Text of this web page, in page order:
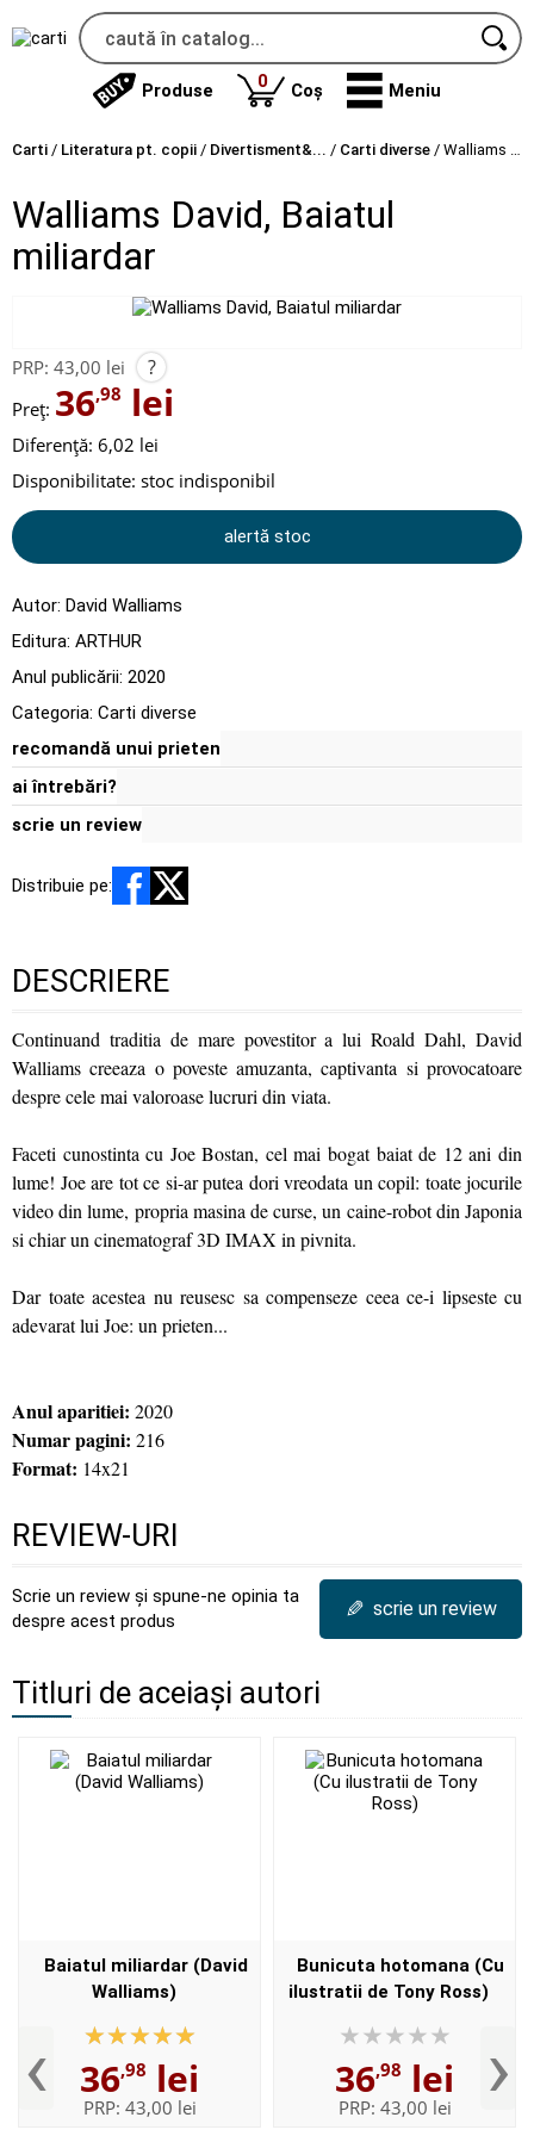
Produse 0produse
Coș Meniu
Carti / Literatura pt. copii / Divertisment&... / Carti diverse / Walliams David, Baiatul miliardar
Walliams David, Baiatul
miliardar
PRP: 43,00 lei ?
Preț: 36,98 lei
Diferență: 6,02 lei
Disponibilitate: stoc indisponibil
alertă stoc
Autor: David Walliams
Editura: ARTHUR
Anul publicării: 2020
Categoria: Carti diverse
recomandă unui prieten
ai întrebări?
scrie un review
Distribuie pe:
DESCRIERE
Continuand traditia de mare povestitor a lui Roald Dahl, David
Walliams creeaza o poveste amuzanta, captivanta si provocatoare
despre cele mai valoroase lucruri din viata.
Faceti cunostinta cu Joe Bostan, cel mai bogat baiat de 12 ani din
lume! Joe are tot ce si-ar putea dori vreodata un copil: toate jocurile
video din lume, propria masina de curse, un caine-robot din Japonia
si chiar un cinematograf 3D IMAX in pivnita.
Dar toate acestea nu reusesc sa compenseze ceea ce-i lipseste cu
adevarat lui Joe: un prieten...
Anul aparitiei: 2020
Numar pagini: 216
Format: 14x21
REVIEW-URI
Scrie un review și spune-ne opinia ta
despre acest produs
✎ scrie un review
Titluri de aceiași autori
‹
Baiatul miliardar (David
Walliams)
36,98 lei
PRP: 43,00 lei
Bunicuta hotomana (Cu
ilustratii de Tony Ross)
36,98 lei
PRP: 43,00 lei ›